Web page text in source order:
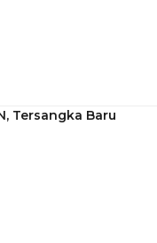
Tersangka Baru